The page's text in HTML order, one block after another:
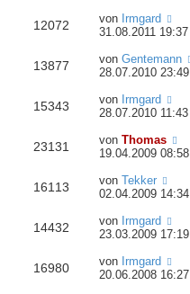
12072 von Irmgard
31.08.2011 19:37
13877 von Gentemann
28.07.2010 23:49
15343 von Irmgard
28.07.2010 11:43
23131 von Thomas
19.04.2009 08:58
16113 von Tekker
02.04.2009 14:34
14432 von Irmgard
23.03.2009 17:19
16980 von Irmgard
20.06.2008 16:27